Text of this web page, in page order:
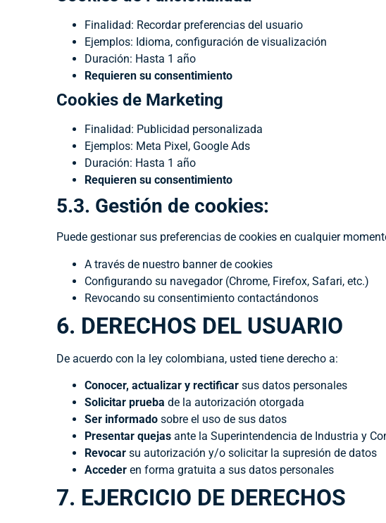
Finalidad: Recordar preferencias del usuario
Ejemplos: Idioma, configuración de visualización
Duración: Hasta 1 año
Requieren su consentimiento
Cookies de Marketing
Finalidad: Publicidad personalizada
Ejemplos: Meta Pixel, Google Ads
Duración: Hasta 1 año
Requieren su consentimiento
5.3. Gestión de cookies:
Puede gestionar sus preferencias de cookies en cualquier
A través de nuestro banner de cookies
Configurando su navegador (Chrome, Firefox, Safari, etc.)
Revocando su consentimiento contactándonos
6. DERECHOS DEL USUARIO
De acuerdo con la ley colombiana, usted tiene derecho a:
Conocer, actualizar y rectificar sus datos personales
Solicitar prueba de la autorización otorgada
Ser informado sobre el uso de sus datos
Presentar quejas ante la Superintendencia de Industria y
Revocar su autorización y/o solicitar la supresión de datos
Acceder en forma gratuita a sus datos personales
7. EJERCICIO DE DERECHOS